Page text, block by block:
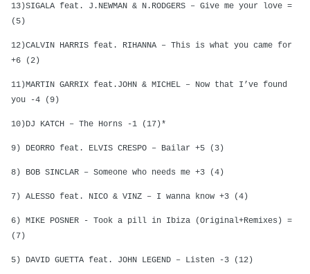
13)SIGALA feat. J.NEWMAN & N.RODGERS – Give me your love =
(5)
12)CALVIN HARRIS feat. RIHANNA – This is what you came for
+6 (2)
11)MARTIN GARRIX feat.JOHN & MICHEL – Now that I’ve found
you -4 (9)
10)DJ KATCH – The Horns -1 (17)*
9) DEORRO feat. ELVIS CRESPO – Bailar +5 (3)
8) BOB SINCLAR – Someone who needs me +3 (4)
7) ALESSO feat. NICO & VINZ – I wanna know +3 (4)
6) MIKE POSNER - Took a pill in Ibiza (Original+Remixes) =
(7)
5) DAVID GUETTA feat. JOHN LEGEND – Listen -3 (12)